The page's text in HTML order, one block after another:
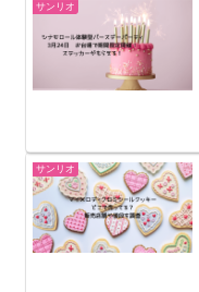
サンリオ
サンリオ